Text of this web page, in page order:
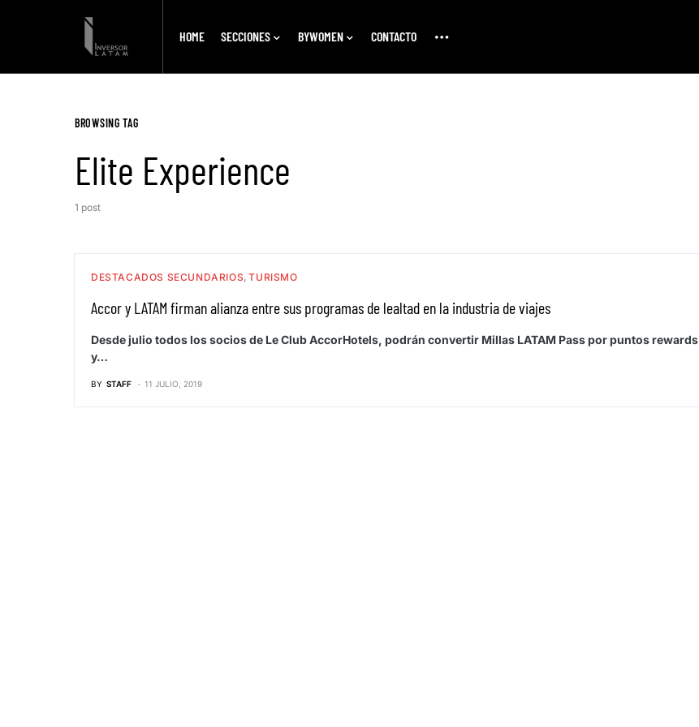
HOME SECCIONES BYWOMEN CONTACTO
BROWSING TAG
Elite Experience
1 post
DESTACADOS SECUNDARIOS TURISMO
Accor y LATAM firman alianza entre sus programas de lealtad en la industria de viajes
Desde julio todos los socios de Le Club AccorHotels, podrán convertir Millas LATAM Pass por puntos rewards
y…
BY STAFF 11 JULIO, 2019